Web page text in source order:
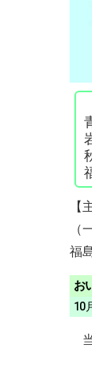
【
（
福
お
10